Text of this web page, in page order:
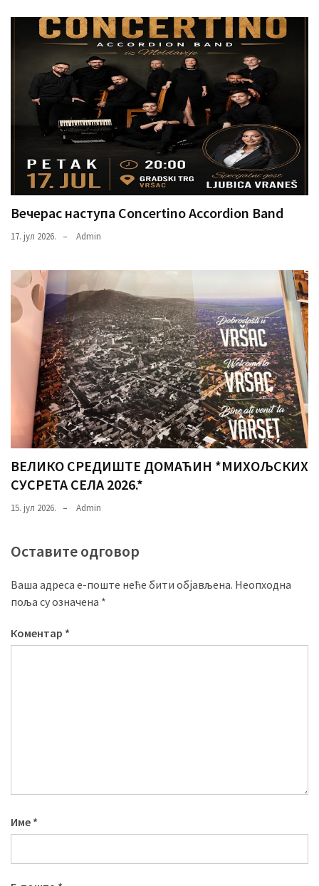
Вечерас наступа Concertino Accordion Band
17. јул 2026. Admin
ВЕЛИКО СРЕДИШТЕ ДОМАЋИН *МИХОЉСКИХ
СУСРЕТА СЕЛА 2026.*
15. јул 2026. Admin
Оставите одговор
Ваша адреса е-поште неће бити објављена. Неопходна
поља су означена *
Коментар *
Име *